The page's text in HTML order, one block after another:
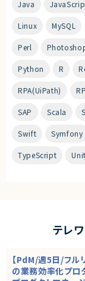
Java
Linux MySQL
Perl
Python R
RPA(UiPath)
SAP Scala
Swift Symfony
TypeScript
テレ
【PdM/週5日/フル
の業務効率化プロ